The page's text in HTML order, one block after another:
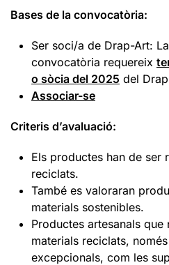
Bases de la convocatòria:
Ser soci/a de Drap-Art:
convocatòria requereix
o sòcia del 2025 del
Associar-se
Criteris d’avaluació:
Els productes han de ser
reciclats.
També es valoraran
materials sostenibles.
Productes artesanals que
materials reciclats,
excepcionals, com les